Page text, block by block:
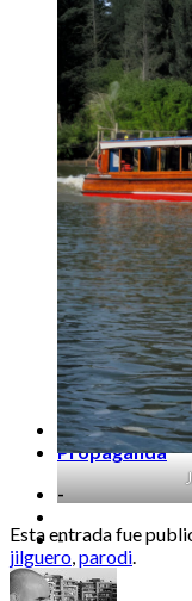
flora
via vitae
NeoIsleñidad
Propaganda
-
-
Esta entrada fue
jilguero,parodi.